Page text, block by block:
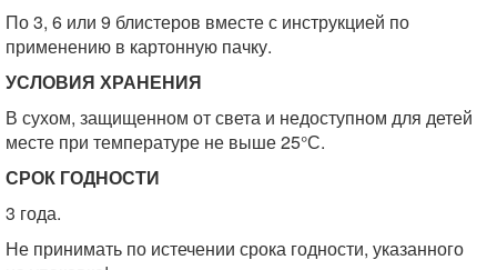
По 3, 6 или 9 блистеров вместе с инструкцией по
применению в картонную пачку.
УСЛОВИЯ ХРАНЕНИЯ
В сухом, защищенном от света и недоступном для детей
месте при температуре не выше 25°С.
СРОК ГОДНОСТИ
3 года.
Не принимать по истечении срока годности, указанного